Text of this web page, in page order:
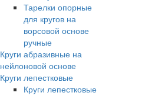
Тарелки опорные
для кругов на
ворсовой основе
ручные
Круги абразивные на
нейлоновой основе
Круги лепестковые
Круги лепестковые